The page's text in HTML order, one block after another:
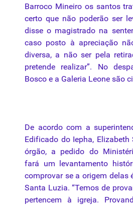
Barroco Mineiro os santos
certo que não poderão ser
disse o magistrado na
caso posto à apreciação
diversa, a não ser pela
pretende realizar”. No
Bosco e a Galeria Leone são
De acordo com a
Edificado do Iepha, Elizabeth
órgão, a pedido do
fará um levantamento
comprovar se a origem delas
Santa Luzia. “Temos de
pertencem à igreja.